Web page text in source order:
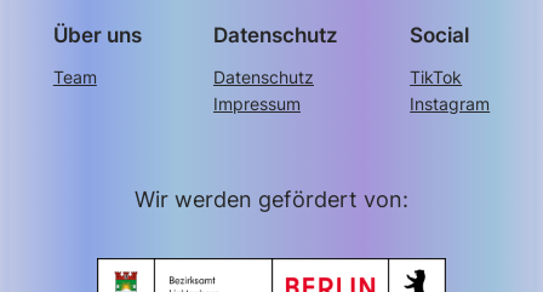
Über uns
Team
Datenschutz
Datenschutz
Impressum
Social
TikTok
Instagram
Wir werden gefördert von: